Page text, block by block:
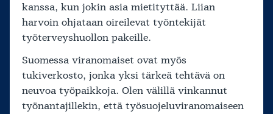
kanssa, kun jokin asia mietityttää. Liian
harvoin ohjataan oireilevat työntekijät
työterveyshuollon pakeille.
Suomessa viranomaiset ovat myös
tukiverkosto, jonka yksi tärkeä tehtävä on
neuvoa työpaikkoja. Olen välillä vinkannut
työnantajillekin, että työsuojeluviranomaiseen